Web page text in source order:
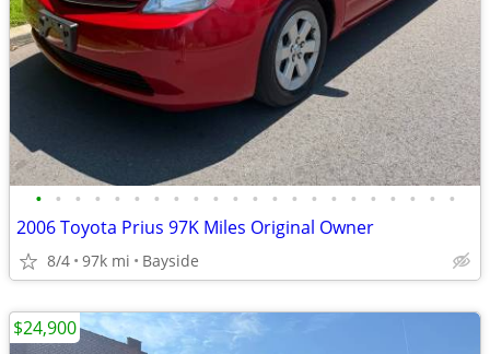
• • • • • • • • • • • • • • • • • • • • • •
2006 Toyota Prius 97K Miles Original Owner
8/4 97k mi Bayside
$24,900